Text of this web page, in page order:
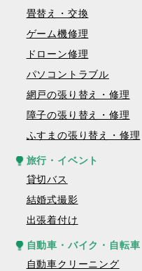
畳替え・交換
ゲーム機修理
ドローン修理
パソコントラブル
網戸の張り替え・修理
障子の張り替え・修理
ふすまの張り替え・修理
旅行・イベント
貸切バス
結婚式撮影
出張着付け
自動車・バイク・自転車
自動車クリーニング